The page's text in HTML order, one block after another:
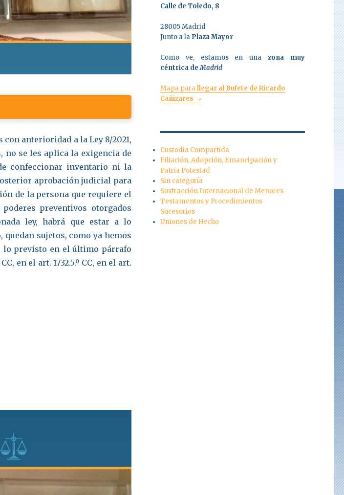
anterioridad a la Ley 8/2021,
no se les aplica la exigencia de
confeccionar inventario ni la
aprobación judicial para
de la persona que requiere el
preventivos otorgados
ley, habrá que estar a lo
quedan sujetos, como ya hemos
lo previsto en el último párrafo
en el art. 1732.5.º CC, en el art.
de poder preventivo con cláusula de subsistencia»
Calle de Toledo, 8
28005 Madrid
Junto a la Plaza Mayor
Como ve, estamos en una zona muy
céntrica deMadrid
Mapa parallegar al Bufete de Ricardo
Cañizares →
Custodia Compartida
Filiación, Adopción, Emancipación y
Patria Potestad
Sin categoría
Sustracción Internacional de Menores
Testamentos y Procedimientos
Sucesorios
Uniones de Hecho